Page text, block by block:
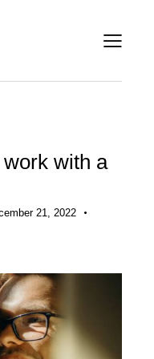
with a
21, 2022